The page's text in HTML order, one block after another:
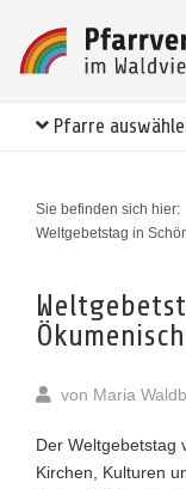
Pfarre
Sie befinden sich hier:
Weltgebetstag in
von Maria
Der Weltgebetstag
Kirchen, Kulturen